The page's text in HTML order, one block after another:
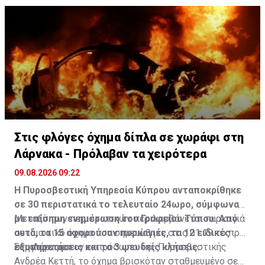
Στις φλόγες όχημα δίπλα σε χωράφι στη
Λάρνακα - Πρόλαβαν τα χειρότερα
09.08.2026 09:22
Η Πυροσβεστική Υπηρεσία Κύπρου ανταποκρίθηκε
σε 30 περιστατικά το τελευταίο 24ωρο, σύμφωνα
με επίσημη ενημέρωση του Γραφείου Τύπου. Από
αυτά, τα 15 αφορούσαν πυρκαγιές, τα 12 ειδικές
εξυπηρετήσεις και τα 3 ψευδείς κλήσεις.
Μεταξύ των περιστατικών περιλαμβάνεται πυρκαγιά
σε ιδιωτικό όχημα που σημειώθηκε στις 01:19 το πρωί
στη Λάρνακα.
Σύμφωνα με τον εκπρόσωπο της Πυροσβεστικής
Ανδρέα Κεττή, το όχημα βρισκόταν σταθμευμένο σε